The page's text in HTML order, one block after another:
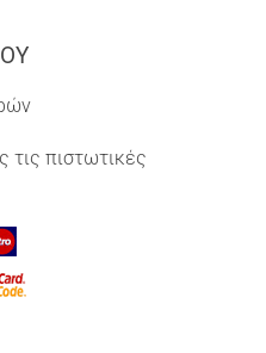
τις πιστωτικές